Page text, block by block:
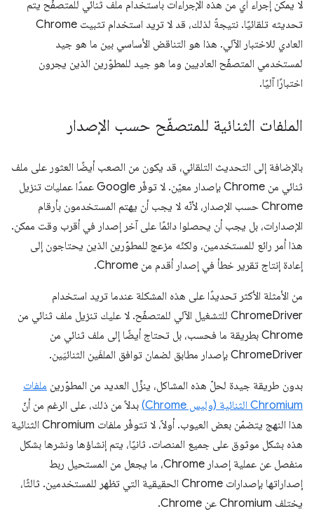
لا يمكن إجراء أي من هذه الإجراءات باستخدام ملف ثنائي للمتصفّح يتم
تحديثه تلقائيًا. نتيجةً لذلك، قد لا تريد استخدام تثبيت Chrome
العادي للاختبار الآلي. هذا هو التناقض الأساسي بين ما هو جيد
لمستخدمي المتصفّح العاديين وما هو جيد للمطوّرين الذين يجرون
اختبارًا آليًا.
الملفات الثنائية للمتصفّح حسب الإصدار
بالإضافة إلى التحديث التلقائي، قد يكون من الصعب أيضًا العثور على ملف
ثنائي من Chrome بإصدار معيّن. لا توفّر Google عمدًا عمليات تنزيل
Chrome حسب الإصدار، لأنّه لا يجب أن يهتم المستخدمون بأرقام
الإصدارات، بل يجب أن يحصلوا دائمًا على آخر إصدار في أقرب وقت ممكن.
هذا أمر رائع للمستخدمين، ولكنّه مزعج للمطوّرين الذين يحتاجون إلى
إعادة إنتاج تقرير خطأ في إصدار أقدم من Chrome.
من الأمثلة الأكثر تحديدًا على هذه المشكلة عندما تريد استخدام
ChromeDriver للتشغيل الآلي للمتصفّح. لا عليك تنزيل ملف ثنائي من
Chrome بطريقة ما فحسب، بل تحتاج أيضًا إلى ملف ثنائي من
ChromeDriver بإصدار مطابق لضمان توافق الملفَين الثنائيَين.
بدون طريقة جيدة لحلّ هذه المشاكل، ينزِّل العديد من المطوّرين ملفات
Chromium الثنائية (وليس Chrome)
بدلاً من ذلك، على الرغم من أنّ
هذا النهج يتضمّن بعض العيوب. أولاً، لا تتوفّر ملفات Chromium الثنائية
هذه بشكل موثوق على جميع المنصات. ثانيًا، يتم إنشاؤها ونشرها بشكل
منفصل عن عملية إصدار Chrome، ما يجعل من المستحيل ربط
إصداراتها بإصدارات Chrome الحقيقية التي تظهر للمستخدمين. ثالثًا،
يختلف Chromium عن Chrome.